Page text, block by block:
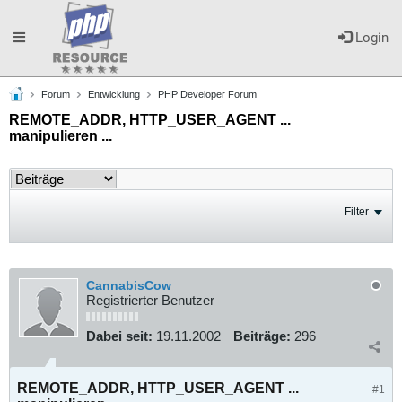
Login
Toggle
navigation
Forum Entwicklung PHP Developer Forum
REMOTE_ADDR, HTTP_USER_AGENT ...
manipulieren ...
Filter
CannabisCow
Registrierter Benutzer
Dabei seit: 19.11.2002 Beiträge: 296
#1
REMOTE_ADDR, HTTP_USER_AGENT ...